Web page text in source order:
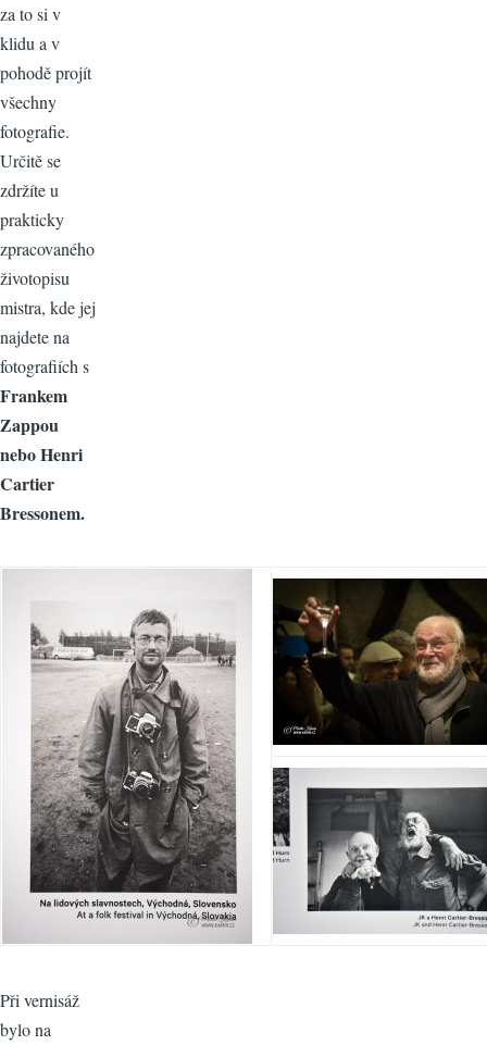
za to si v
klidu a v
pohodě projít
všechny
fotografie.
Určitě se
zdržíte u
prakticky
zpracovaného
životopisu
mistra, kde jej
najdete na
fotografiích s
Frankem
Zappou
nebo Henri
Cartier
Bressonem.
Při vernisáž
bylo na